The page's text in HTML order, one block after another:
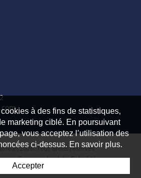
2026. Tous droits réservés
-Generated with IceCube2.Net
à des fins de statistiques,
marketing ciblé. En poursuivant
vous acceptez l’utilisation des
ci-dessus. En savoir plus.
Accepter